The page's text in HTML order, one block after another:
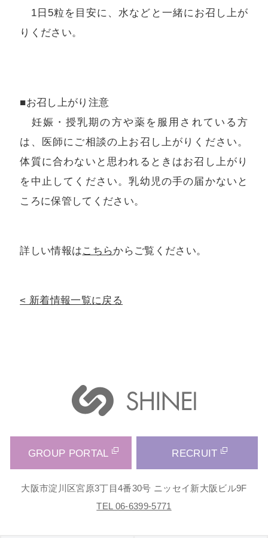
1日5粒を目安に、水などと一緒にお召し上が
りください。
■お召し上がり注意
妊娠・授乳期の方や薬を服用されている方
は、医師にご相談の上お召し上がりください。
体質に合わないと思われるときはお召し上がり
を中止してください。乳幼児の手の届かないと
ころに保管してください。
詳しい情報はこちらからご覧ください。
新着情報一覧に戻る
GROUP PORTAL RECRUIT
大阪市淀川区宮原3丁目4番30号 ニッセイ新大阪ビル9F
TEL 06-6399-5771